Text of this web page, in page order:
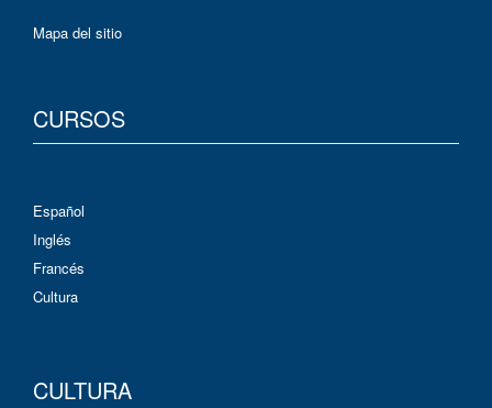
Mapa del sitio
CURSOS
Español
Inglés
Francés
Cultura
CULTURA